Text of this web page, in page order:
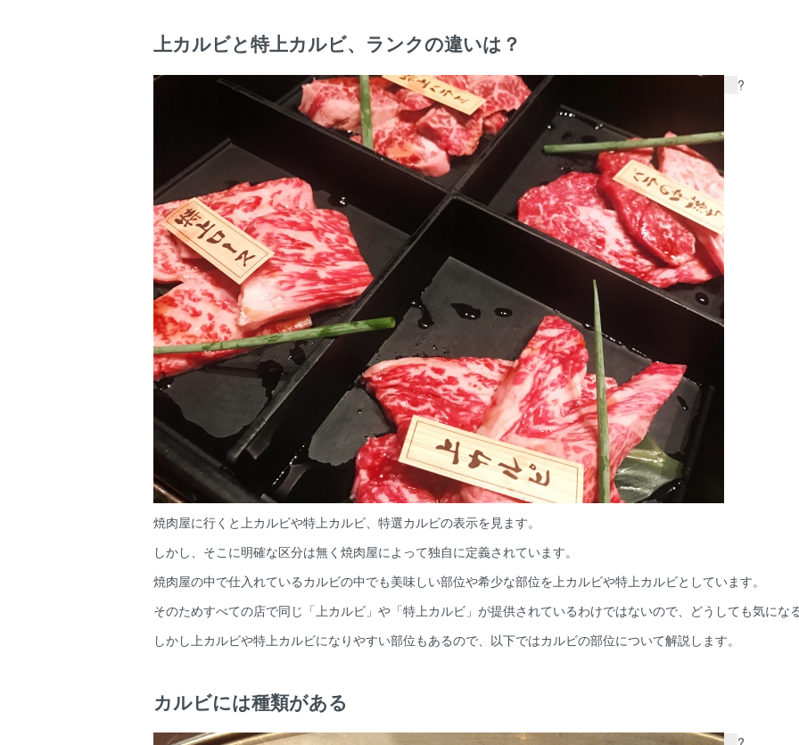
上カルビと特上カルビ、ランクの違いは？
?
焼肉屋に行くと上カルビや特上カルビ、特選カルビの表示を見ます。
しかし、そこに明確な区分は無く焼肉屋によって独自に定義されています。
焼肉屋の中で仕入れているカルビの中でも美味しい部位や希少な部位を上カルビや特上カルビとしています。
そのためすべての店で同じ「上カルビ」や「特上カルビ」が提供されているわけではないので、どうしても気にな
しかし上カルビや特上カルビになりやすい部位もあるので、以下ではカルビの部位について解説します。
カルビには種類がある